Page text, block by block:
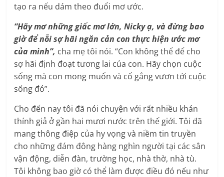
tạo ra nếu dám theo đuổi mơ ước.
“Hãy mơ những giấc mơ lớn, Nicky ạ, và đừng bao
giờ để nỗi sợ hãi ngăn cản con thực hiện ước mơ
của mình”, cha mẹ tôi nói. “Con không thể để cho
sợ hãi định đoạt tương lai của con. Hãy chọn cuộc
sống mà con mong muốn và cố gắng vươn tới cuộc
sống đó”.
Cho đến nay tôi đã nói chuyện với rất nhiều khán
thính giả ở gần hai mươi nước trên thế giới. Tôi đã
mang thông điệp của hy vọng và niềm tin truyền
cho những đám đông hàng nghìn người tại các sân
vận động, diễn đàn, trường học, nhà thờ, nhà tù.
Tôi không bao giờ có thể làm được điều đó nếu như